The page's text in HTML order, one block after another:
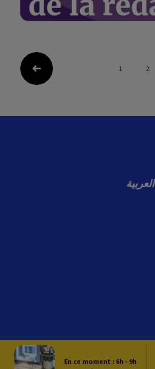
1 2
العربية
En ce moment : 6h - 9h